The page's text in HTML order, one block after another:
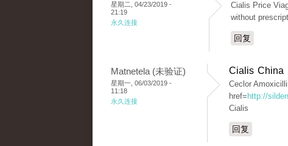
星期二, 04/23/2019 -
21:19
永久连接
Cialis Price
without
回复
Matnetela (未验证)
星期一, 06/03/2019 -
11:18
永久连接
Cialis China
Ceclor
href= http://
Cialis
回复